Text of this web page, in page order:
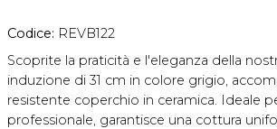
Codice: REVB122
Scoprite la praticità e l'eleganza della
induzione di 31 cm in colore grigio,
resistente coperchio in ceramica. Ideale
professionale, garantisce una cottura